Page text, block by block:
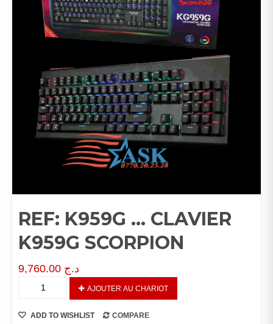
REF: K959G … CLAVIER
K959G SCORPION
د.ج
CLAVIER
AJOUTER AU CHARIOT
ADD TO WISHLIST COMPARE